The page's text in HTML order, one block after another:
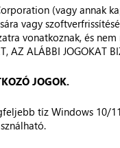
(vagy annak
vagy
vonatkoznak, és
AZ ALÁBBI JOGOKAT
JOGOK.
tíz Windows 10/